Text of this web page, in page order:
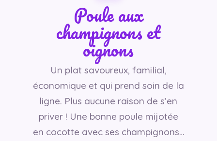
Poule aux
champignons et
oignons
Un plat savoureux, familial,
économique et qui prend soin de la
ligne. Plus aucune raison de s’en
priver ! Une bonne poule mijotée
en cocotte avec ses champignons…